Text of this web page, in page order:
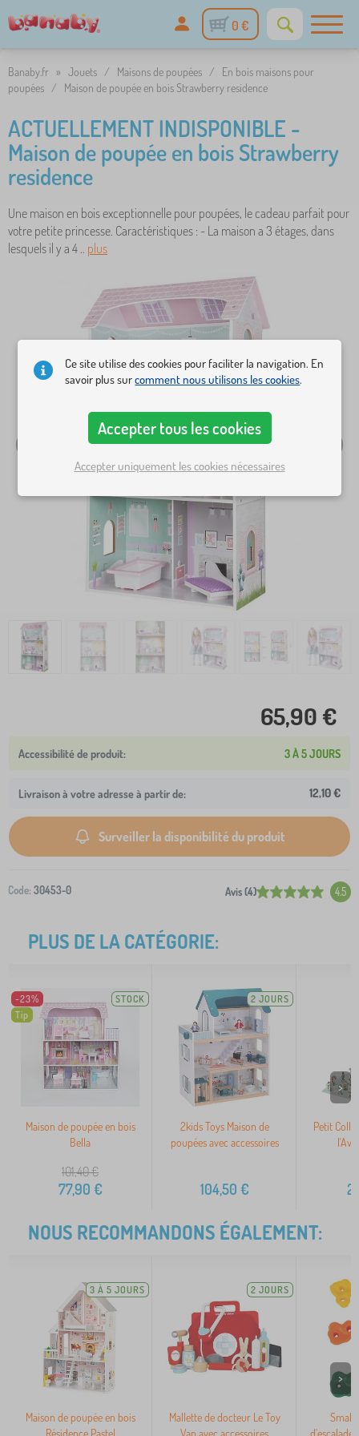
0 €
Banaby.fr » Jouets / Maisons de poupées /
En bois maisons pour
poupées / Maison de poupée en bois Strawberry residence
ACTUELLEMENT INDISPONIBLE -
Maison de poupée en bois Strawberry
residence
Une maison en bois exceptionnelle pour poupées, le cadeau parfait pour
votre petite princesse. Caractéristiques : - La maison a 3 étages, dans
lesquels il y a 4 .. plus
65,90 €
3 À 5 JOURS
Livraison à votre adresse à partir de: 12,10 €
Surveiller la disponibilité du produit
Code: 30453-0 Avis (4) 4.5
PLUS DE LA CATÉGORIE:
-23%
Tip
STOCK
Maison de poupée en bois
Bella
101,40€
77,90 €
2 JOURS
2kids Toys Maison de
poupées avec accessoires
104,50 €
Petit
>
NOUS RECOMMANDONS ÉGALEMENT:
3 À 5 JOURS
Maison de poupée en bois
2 JOURS
Mallette de docteur Le Toy
Small
>
Ce site utilise des cookies pour faciliter la navigation. En
savoir plus surcomment nous utilisons les cookies.
Accepter tous les cookies
Accepter uniquement les cookies nécessaires